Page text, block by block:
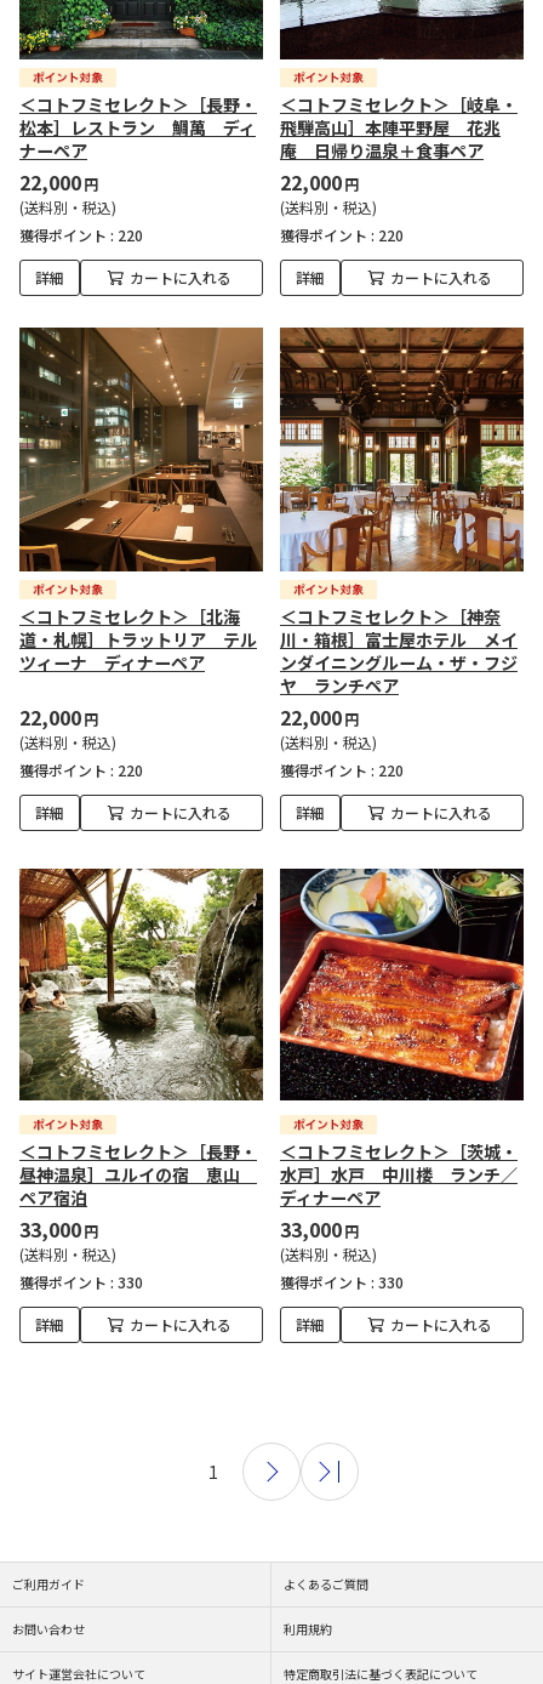
＜コトフミセレクト＞［長野・
松本］レストラン 鯛萬 ディ
ナーペア
22,000円
(送料別・税込)
獲得ポイント : 220
詳細 カートに入れる
＜コトフミセレクト＞［岐阜・
飛騨高山］本陣平野屋 花兆
庵 日帰り温泉＋食事ペア
22,000円
(送料別・税込)
獲得ポイント : 220
詳細 カートに入れる
＜コトフミセレクト＞［北海
道・札幌］トラットリア テル
ツィーナ ディナーペア
22,000円
(送料別・税込)
獲得ポイント : 220
詳細 カートに入れる
＜コトフミセレクト＞［神奈
川・箱根］富士屋ホテル メイ
ンダイニングルーム・ザ・フジ
ヤ ランチペア
22,000円
(送料別・税込)
獲得ポイント : 220
詳細 カートに入れる
＜コトフミセレクト＞［長野・
昼神温泉］ユルイの宿 恵山
ペア宿泊
33,000円
(送料別・税込)
獲得ポイント : 330
詳細 カートに入れる
＜コトフミセレクト＞［茨城・
水戸］水戸 中川楼 ランチ／
ディナーペア
33,000円
(送料別・税込)
獲得ポイント : 330
詳細 カートに入れる
1
ご利用ガイド よくあるご質問
お問い合わせ 利用規約
サイト運営会社について 特定商取引法に基づく表記について